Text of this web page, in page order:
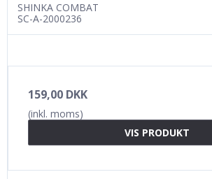
SHINKA COMBAT
SC-A-2000236
159,00 DKK
(inkl. moms)
VIS PRODUKT